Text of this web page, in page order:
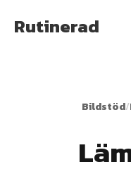
Rutinerad
Bildstöd/